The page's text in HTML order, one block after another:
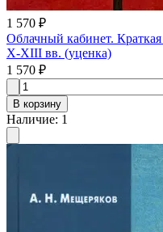
1 570 ₽
Облачный кабинет.
X-XIII вв. (уценка)
1 570 ₽
В корзину
Наличие: 1